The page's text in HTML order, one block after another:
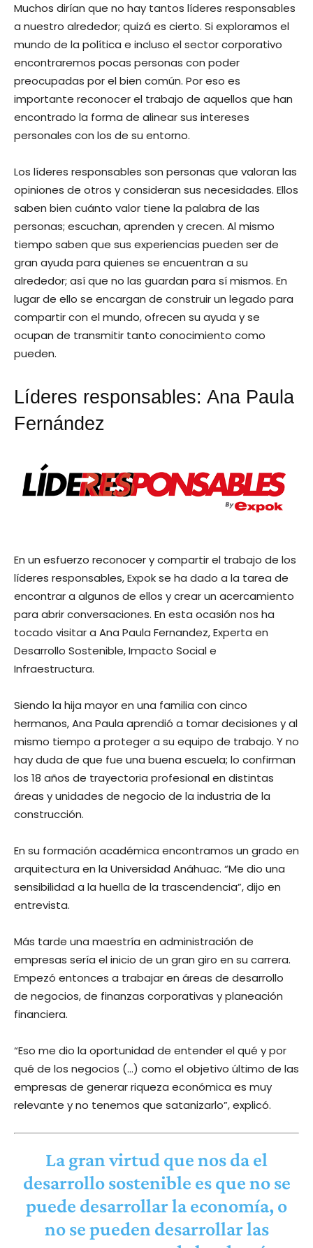
Muchos dirían que no hay tantos líderes responsables
a nuestro alrededor; quizá es cierto. Si exploramos el
mundo de la política e incluso el sector corporativo
encontraremos pocas personas con poder
preocupadas por el bien común. Por eso es
importante reconocer el trabajo de aquellos que han
encontrado la forma de alinear sus intereses
personales con los de su entorno.
Los líderes responsables son personas que valoran las
opiniones de otros y consideran sus necesidades. Ellos
saben bien cuánto valor tiene la palabra de las
personas; escuchan, aprenden y crecen. Al mismo
tiempo saben que sus experiencias pueden ser de
gran ayuda para quienes se encuentran a su
alrededor; así que no las guardan para sí mismos. En
lugar de ello se encargan de construir un legado para
compartir con el mundo, ofrecen su ayuda y se
ocupan de transmitir tanto conocimiento como
pueden.
Líderes responsables: Ana Paula
Fernández
En un esfuerzo reconocer y compartir el trabajo de los
líderes responsables, Expok se ha dado a la tarea de
encontrar a algunos de ellos y crear un acercamiento
para abrir conversaciones. En esta ocasión nos ha
tocado visitar a Ana Paula Fernandez, Experta en
Desarrollo Sostenible, Impacto Social e
Infraestructura.
Siendo la hija mayor en una familia con cinco
hermanos, Ana Paula aprendió a tomar decisiones y al
mismo tiempo a proteger a su equipo de trabajo. Y no
hay duda de que fue una buena escuela; lo confirman
los 18 años de trayectoria profesional en distintas
áreas y unidades de negocio de la industria de la
construcción.
En su formación académica encontramos un grado en
arquitectura en la Universidad Anáhuac. “Me dio una
sensibilidad a la huella de la trascendencia”, dijo en
entrevista.
Más tarde una maestría en administración de
empresas sería el inicio de un gran giro en su carrera.
Empezó entonces a trabajar en áreas de desarrollo
de negocios, de finanzas corporativas y planeación
financiera.
“Eso me dio la oportunidad de entender el qué y por
qué de los negocios (…) como el objetivo último de las
empresas de generar riqueza económica es muy
relevante y no tenemos que satanizarlo”, explicó.
La gran virtud que nos da el
desarrollo sostenible es que no se
puede desarrollar la economía, o
no se pueden desarrollar las